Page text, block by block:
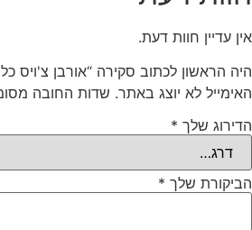
אין עדיין חוות דעת.
היה הראשון לכתוב סקירה “אורבן צ'ויס
האימייל לא יוצג באתר. שדות החובה
הדירוג שלך *
הביקורת שלך *